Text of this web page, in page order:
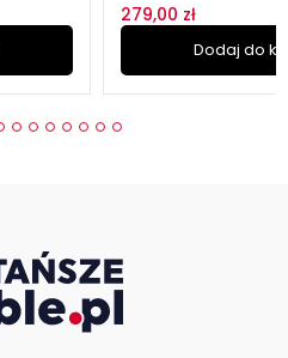
279,00 zł
Dodaj do